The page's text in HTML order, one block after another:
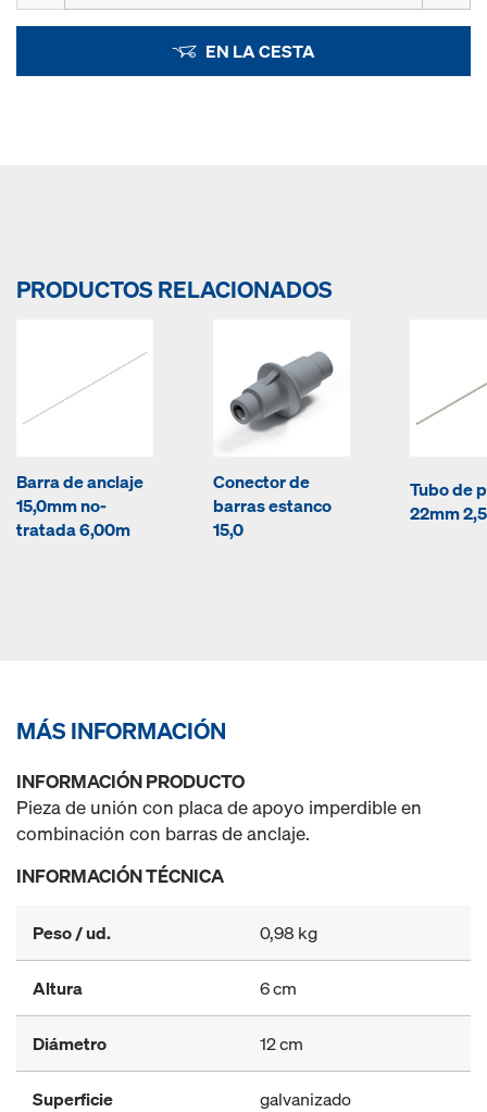
EN LA CESTA
PRODUCTOS RELACIONADOS
Barra de anclaje
15,0mm no-
tratada 6,00m
Conector de
barras estanco
15,0
Tubo de
22mm
MÁS INFORMACIÓN
INFORMACIÓN PRODUCTO
Pieza de unión con placa de apoyo imperdible en
combinación con barras de anclaje.
INFORMACIÓN TÉCNICA
Peso / ud. 0,98 kg
Altura 6 cm
Diámetro 12 cm
Superficie galvanizado